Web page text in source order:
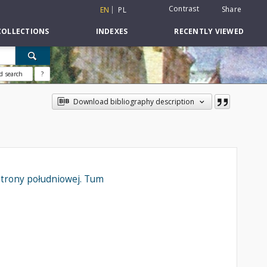
EN PL Contrast Share
INDEXES RECENTLY VIEWED
search ?
Download bibliography description
południowej. Tum